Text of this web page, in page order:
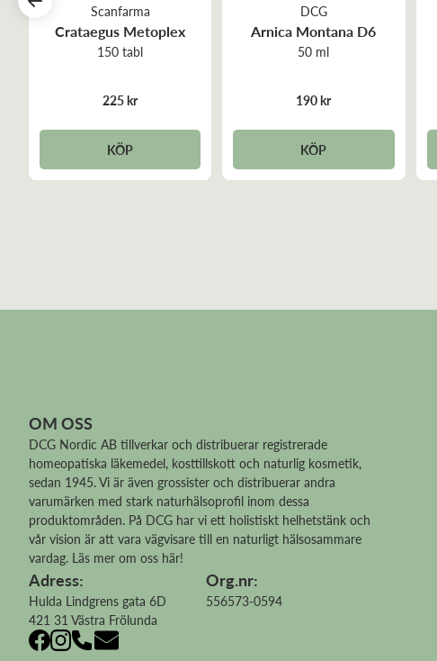
Scanfarma
Crataegus Metoplex
150 tabl
225 kr
KÖP
DCG
Arnica Montana D6
50 ml
190 kr
KÖP
OM OSS
DCG Nordic AB tillverkar och distribuerar registrerade
homeopatiska läkemedel, kosttillskott och naturlig kosmetik,
sedan 1945. Vi är även grossister och distribuerar andra
varumärken med stark naturhälsoprofil inom dessa
produktområden. På DCG har vi ett holistiskt helhetstänk och
vår vision är att vara vägvisare till en naturligt hälsosammare
vardag. Läs mer om oss här!
Adress:
Hulda Lindgrens gata 6D
421 31 Västra Frölunda
Org.nr:
556573-0594